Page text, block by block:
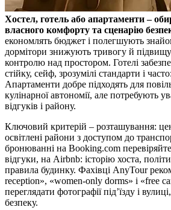
Хостел, готель або апартаменти –
власного комфорту та сценарію
економлять бюджет і полегшують
дормітори знижують тривогу й
контролю над простором. Готелі
стійку, сейф, зрозумілі стандарти і
Апартаменти добре підходять для
кулінарної автономії, але потребують
відгуків і району.
Ключовий критерій – розташування:
освітлені райони з доступом до
бронюванні на Booking.com
відгуки, на Airbnb: історію хоста,
правила будинку. Фахівці AnyTour
reception», «women‑only dorms» і «free
переглядати фотографії під’їзду і
безпеку.